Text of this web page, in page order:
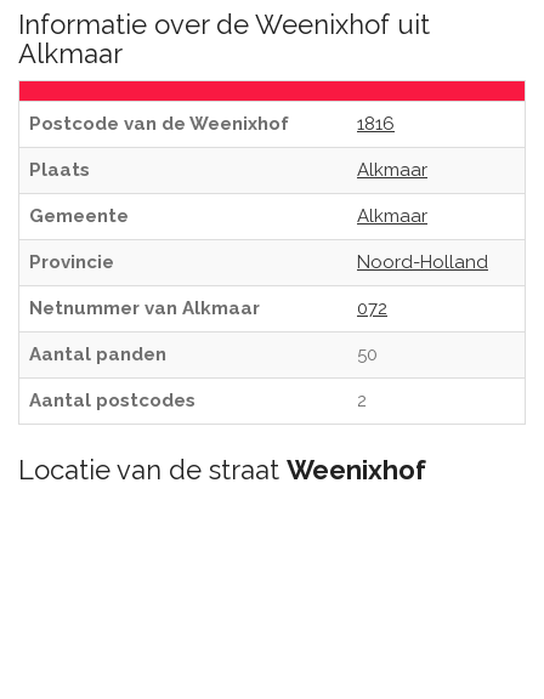
Informatie over de Weenixhof uit
Alkmaar
Postcode van de Weenixhof 1816
Plaats Alkmaar
Gemeente Alkmaar
Provincie Noord-Holland
Netnummer van Alkmaar 072
Aantal panden 50
Aantal postcodes 2
Locatie van de straat Weenixhof